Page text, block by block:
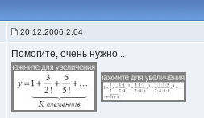
20.12.2006 2:04
Помогите, очень нужно...